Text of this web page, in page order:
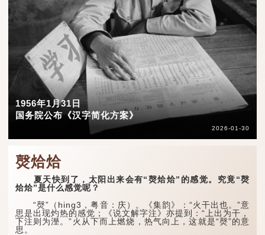
1956年1月31日
国务院公布《汉字简化方案》
2026-01-30
㷫烚烚
夏天快到了，太阳出来会有“㷫烚烚”的感觉。究竟“㷫
烚烚”是什么感觉呢？
“㷫”（hing3，粤音：庆）。《集韵》：“火干出也。”意
思是出现灼热的感觉；《说文解字注》亦提到：“上出为干，
下注则为溼。”火从下而上燃烧，热气向上，这就是“㷫”的意
思。